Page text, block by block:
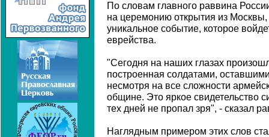
По словам главного раввина
на церемонию открытия из Москвы,
уникальное событие, которое
еврейства.
"Сегодня на наших глазах
построенная солдатами,
несмотря на все сложности
общине. Это яркое свидетельство
тех дней не пропал зря", - сказал
Наглядным примером этих слов